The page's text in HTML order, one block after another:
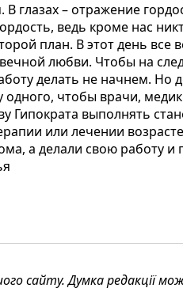
глазах – отражение
ведь кроме нас
план. В этот день все
вечной любви. Чтобы на
делать не начнем. Но
чтобы врачи,
Гипократа выполнять
или лечении
а делали свою работу и
сайту. Думка редакції